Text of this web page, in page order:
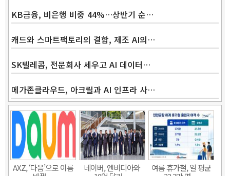
KB금융, 비은행 비중 44%…상반기 순…
캐드와 스마트팩토리의 결합, 제조 AI의…
SK텔레콤, 전문회사 세우고 AI 데이터…
메가존클라우드, 아크릴과 AI 인프라 사…
AXZ, ‘다음’으로 이름
네이버, 엔비디아와
여름 휴가철, 일 평균